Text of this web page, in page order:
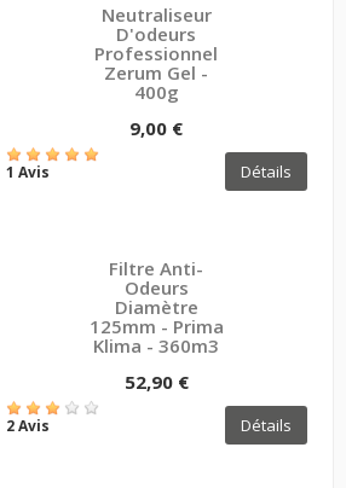
Neutraliseur
D'odeurs
Professionnel
Zerum Gel -
400g
9,00 €
1 Avis Détails
Filtre Anti-
Odeurs
Diamètre
125mm - Prima
Klima - 360m3
52,90 €
2 Avis Détails